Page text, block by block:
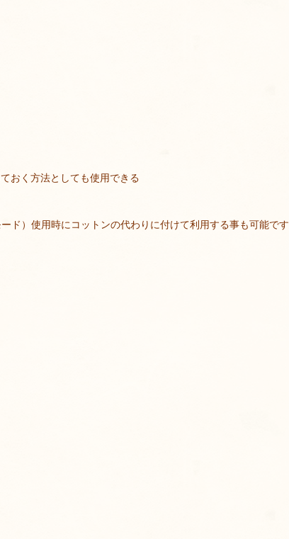
おく方法としても使用できる
ド）使用時にコットンの代わりに付けて利用する事も可能です